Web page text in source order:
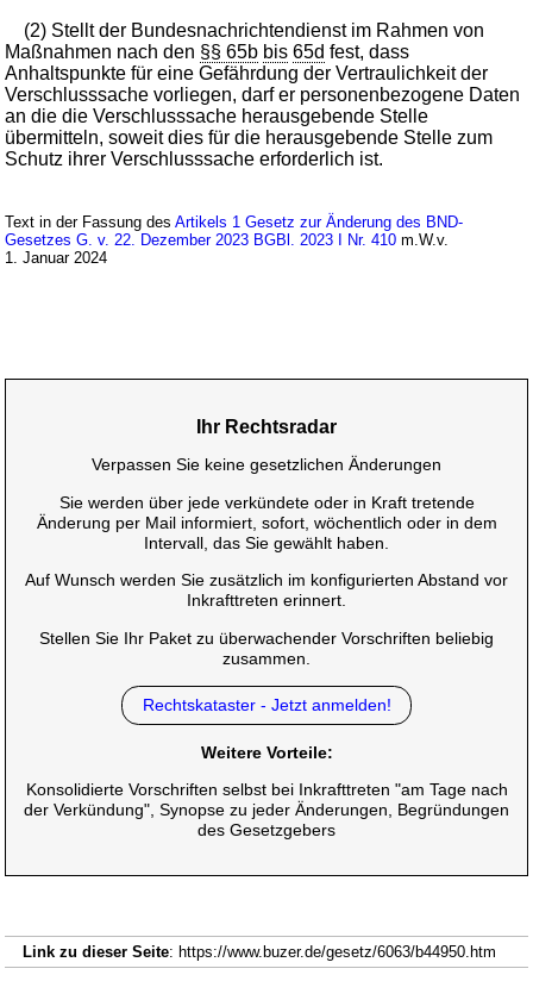
(2) Stellt der Bundesnachrichtendienst im Rahmen von
Maßnahmen nach den §§ 65b bis 65d fest, dass
Anhaltspunkte für eine Gefährdung der Vertraulichkeit der
Verschlusssache vorliegen, darf er personenbezogene Daten
an die die Verschlusssache herausgebende Stelle
übermitteln, soweit dies für die herausgebende Stelle zum
Schutz ihrer Verschlusssache erforderlich ist.
Text in der Fassung desArtikels 1 Gesetz zur Änderung des BND-
Gesetzes G. v. 22. Dezember 2023 BGBl. 2023 I Nr. 410 m.W.v.
1. Januar 2024
Ihr Rechtsradar
Verpassen Sie keine gesetzlichen Änderungen
Sie werden über jede verkündete oder in Kraft tretende
Änderung per Mail informiert, sofort, wöchentlich oder in dem
Intervall, das Sie gewählt haben.
Auf Wunsch werden Sie zusätzlich im konfigurierten Abstand vor
Inkrafttreten erinnert.
Stellen Sie Ihr Paket zu überwachender Vorschriften beliebig
zusammen.
Rechtskataster - Jetzt anmelden!
Weitere Vorteile:
Konsolidierte Vorschriften selbst bei Inkrafttreten "am Tage nach
der Verkündung", Synopse zu jeder Änderungen, Begründungen
des Gesetzgebers
Link zu dieser Seite: https://www.buzer.de/gesetz/6063/b44950.htm